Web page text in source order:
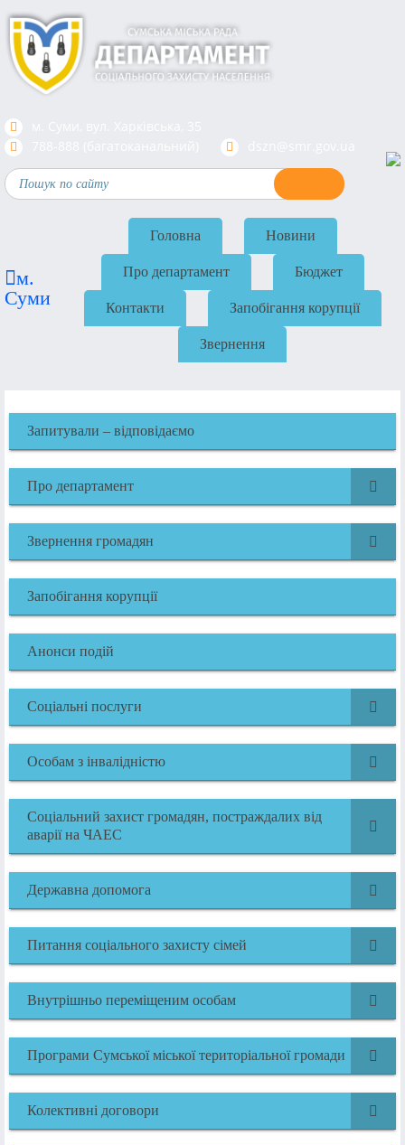
м.
Суми
Головна Новини
Про департамент Бюджет
Контакти Запобігання корупції
Звернення
Запитували – відповідаємо
Про департамент
Звернення громадян
Запобігання корупції
Анонси подій
Соціальні послуги
Особам з інвалідністю
Соціальний захист громадян, постраждалих від
аварії на ЧАЕС
Державна допомога
Питання соціального захисту сімей
Внутрішньо переміщеним особам
Програми Сумської міської територіальної громади
Колективні договори